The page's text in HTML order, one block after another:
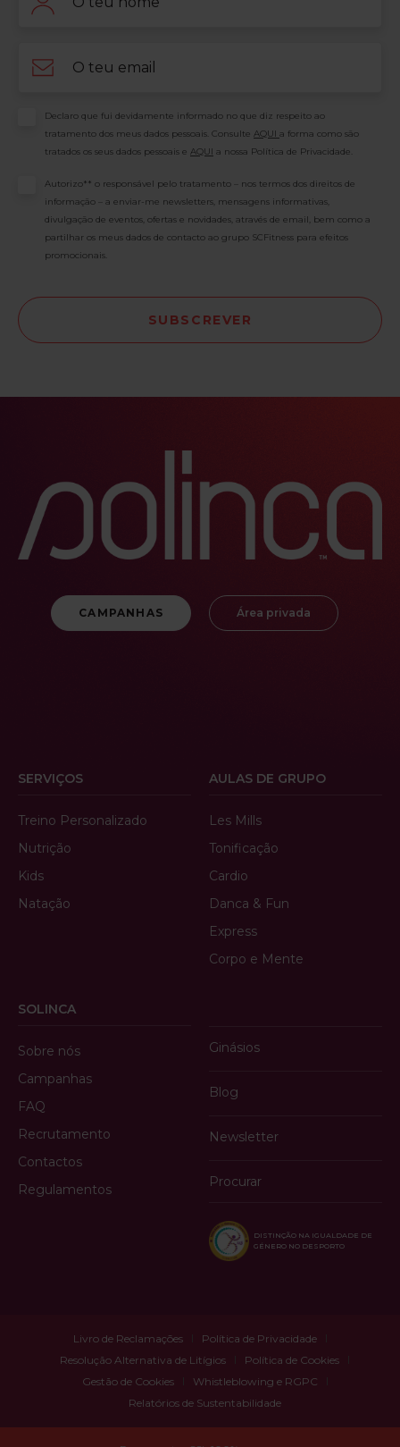
Consentimento
Declaro que fui devidamente informado no que diz respeito ao
tratamento dos meus dados pessoais. Consulte AQUI a forma como são
tratados os seus dados pessoais e AQUI a nossa Política de Privacidade.
Consentimento
Autorizo** o responsável pelo tratamento – nos termos dos direitos de
informação – a enviar-me newsletters, mensagens informativas,
divulgação de eventos, ofertas e novidades, através de email, bem como a
partilhar os meus dados de contacto ao grupo SCFitness para efeitos
promocionais.
CAMPANHAS Área privada
SERVIÇOS
Treino Personalizado
Nutrição
Kids
Natação
AULAS DE GRUPO
Les Mills
Tonificação
Cardio
Danca & Fun
Express
Corpo e Mente
SOLINCA
Sobre nós
Campanhas
FAQ
Recrutamento
Contactos
Regulamentos
Ginásios
Blog
Newsletter
Procurar
DISTINÇÃO NA IGUALDADE DE
GÉNERO NO DESPORTO
Livro de Reclamações
Política de Privacidade
Resolução Alternativa de Litígios
Política de Cookies
Gestão de Cookies
Whistleblowing e RGPC
Relatórios de Sustentabilidade